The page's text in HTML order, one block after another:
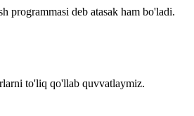
deb atasak ham bo'ladi.
to'liq qo'llab quvvatlaymiz.